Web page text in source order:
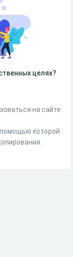
целях?
на сайте
помощью которой